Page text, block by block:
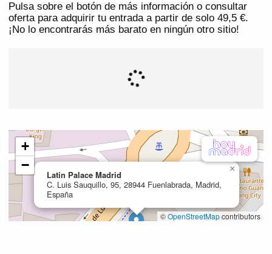
Pulsa sobre el botón de más información o consultar
oferta para adquirir tu entrada a partir de solo 49,5 €.
¡No lo encontrarás más barato en ningún otro sitio!